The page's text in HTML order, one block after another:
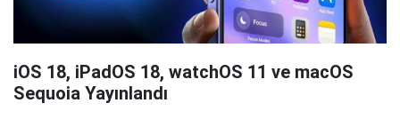
iOS 18, iPadOS 18, watchOS 11 ve macOS
Sequoia Yayınlandı